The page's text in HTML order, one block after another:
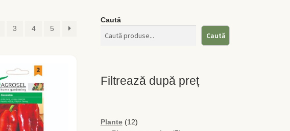
3 4 5
Caută
Caută
Filtrează după preț
Plante 1212